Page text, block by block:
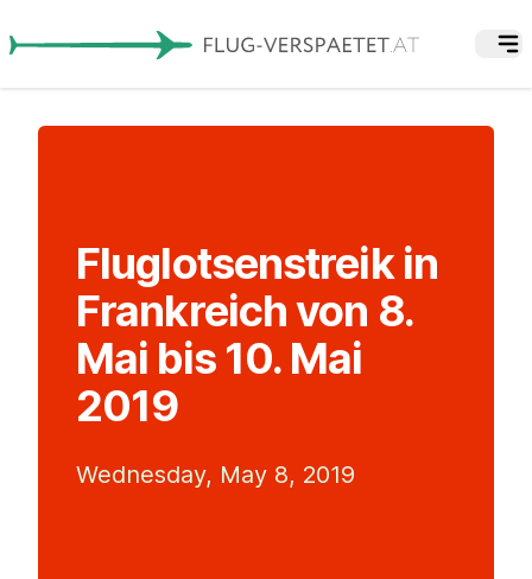
Fluglotsenstreik in
Frankreich von 8.
Mai bis 10. Mai
2019
Wednesday, May 8, 2019